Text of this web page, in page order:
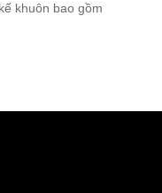
khuôn bao gồm